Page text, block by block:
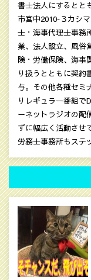
書士法人にするとと
市宮中2010‐３カシ
士・海事代理士事務
業、法人設立、風俗
険・労働保険、海事
り扱うとともに契約
与。その他各種セミ
りレギュラー番組で
ーネットラジオの配
ずに幅広く活動させ
労務士事務所もステ